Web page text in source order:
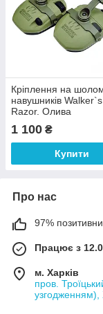
Кріплення на
навушників Walker`s
Razor. Олива
1 100 ₴
Купити
Про нас
97%
Працює з
м. Харків
пров.
узгодженням),